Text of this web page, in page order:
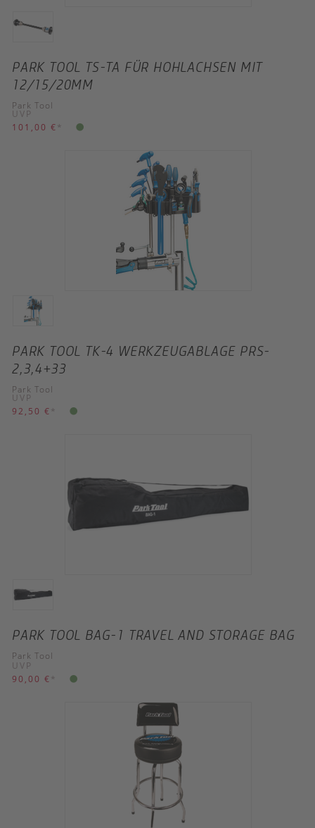
PARK TOOL TS-TA FÜR HOHLACHSEN MIT
12/15/20MM
Park Tool
UVP
101,00 € *
PARK TOOL TK-4 WERKZEUGABLAGE PRS-
2,3,4+33
Park Tool
UVP
92,50 € *
PARK TOOL BAG-1 TRAVEL AND STORAGE BAG
Park Tool
UVP
90,00 € *